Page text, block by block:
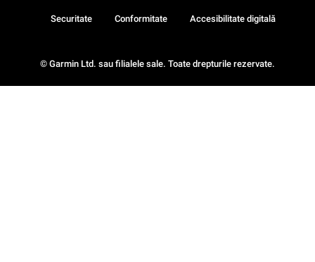
© Garmin Ltd. sau filialele sale. Toate drepturile rezervate.
Securitate Conformitate Accesibilitate digitală